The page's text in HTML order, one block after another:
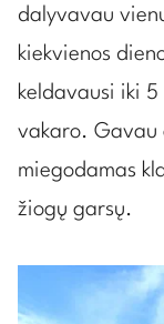
dalyvavau
kiekvienos
keldavausi iki
vakaro. Gavau
miegodamas
žiogų garsų.